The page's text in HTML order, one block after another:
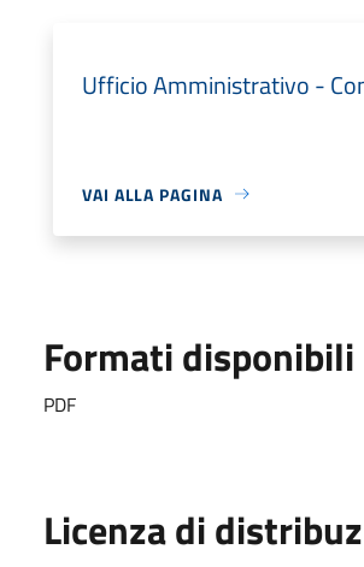
Ufficio Amministrativo -
VAI ALLA PAGINA
Formati disponibili
PDF
Licenza di